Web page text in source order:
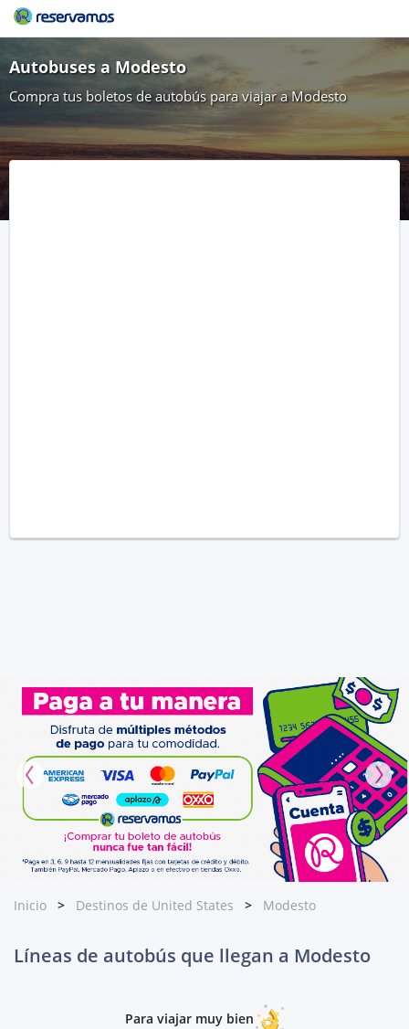
Autobuses a Modesto
Compra tus boletos de autobús para viajar a Modesto
Inicio Destinos de United States Modesto
Líneas de autobús que llegan a Modesto
Para viajar muy bien